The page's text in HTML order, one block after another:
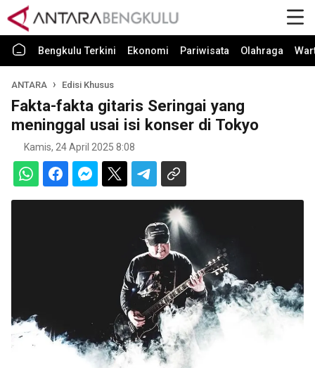
Bengkulu Terkini Ekonomi Pariwisata Olahraga
ANTARA Edisi Khusus
Fakta-fakta gitaris Seringai yang
meninggal usai isi konser di Tokyo
Kamis, 24 April 2025 8:08